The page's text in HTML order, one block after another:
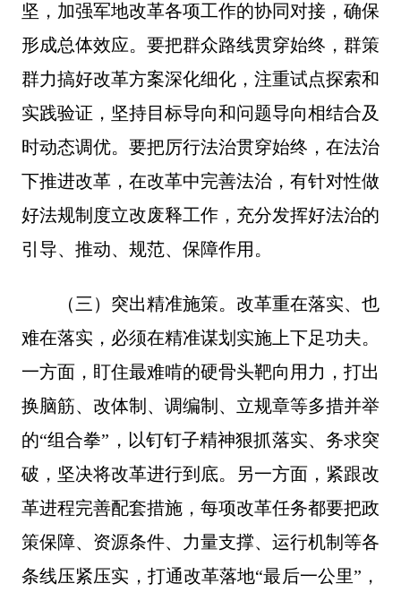
坚，加强军地改革各项工作的协同对接，确保
形成总体效应。要把群众路线贯穿始终，群策
群力搞好改革方案深化细化，注重试点探索和
实践验证，坚持目标导向和问题导向相结合及
时动态调优。要把厉行法治贯穿始终，在法治
下推进改革，在改革中完善法治，有针对性做
好法规制度立改废释工作，充分发挥好法治的
引导、推动、规范、保障作用。
（三）突出精准施策。改革重在落实、也
难在落实，必须在精准谋划实施上下足功夫。
一方面，盯住最难啃的硬骨头靶向用力，打出
换脑筋、改体制、调编制、立规章等多措并举
的“组合拳”，以钉钉子精神狠抓落实、务求突
破，坚决将改革进行到底。另一方面，紧跟改
革进程完善配套措施，每项改革任务都要把政
策保障、资源条件、力量支撑、运行机制等各
条线压紧压实，打通改革落地“最后一公里”，